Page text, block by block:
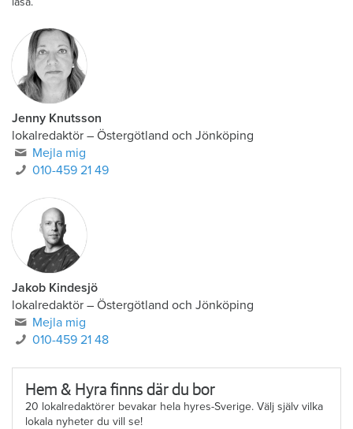
Jenny Knutsson
lokalredaktör – Östergötland och Jönköping
Mejla mig
010-459 21 49
Jakob Kindesjö
lokalredaktör – Östergötland och Jönköping
Mejla mig
010-459 21 48
Hem & Hyra finns där du bor
20 lokalredaktörer bevakar hela hyres-Sverige. Välj själv vilka
lokala nyheter du vill se!